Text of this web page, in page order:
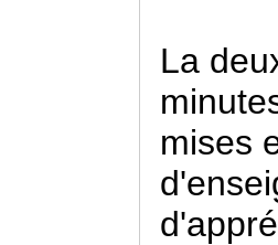
La
mises